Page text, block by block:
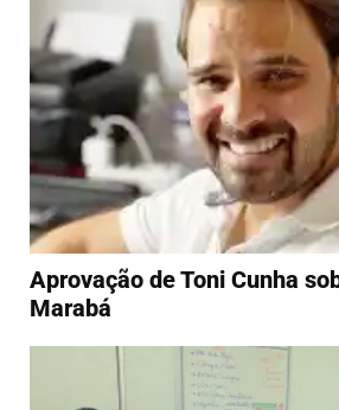
Aprovação de Toni Cunha
Marabá